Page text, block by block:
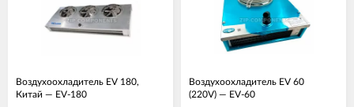
Воздухоохладитель EV 180,
Китай — EV-180
Воздухоохладитель EV 60
(220V) — EV-60